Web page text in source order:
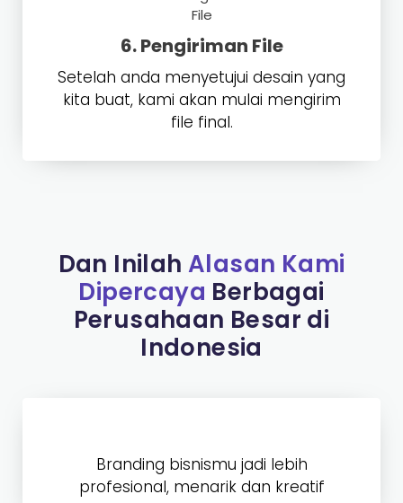
6. Pengiriman File
Setelah anda menyetujui desain yang
kita buat, kami akan mulai mengirim
file final.
Dan Inilah Alasan Kami
Dipercaya Berbagai
Perusahaan Besar di
Indonesia
Branding bisnismu jadi lebih
profesional, menarik dan kreatif